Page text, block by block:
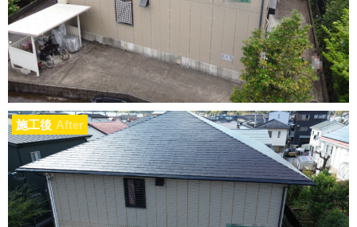
施工後 After